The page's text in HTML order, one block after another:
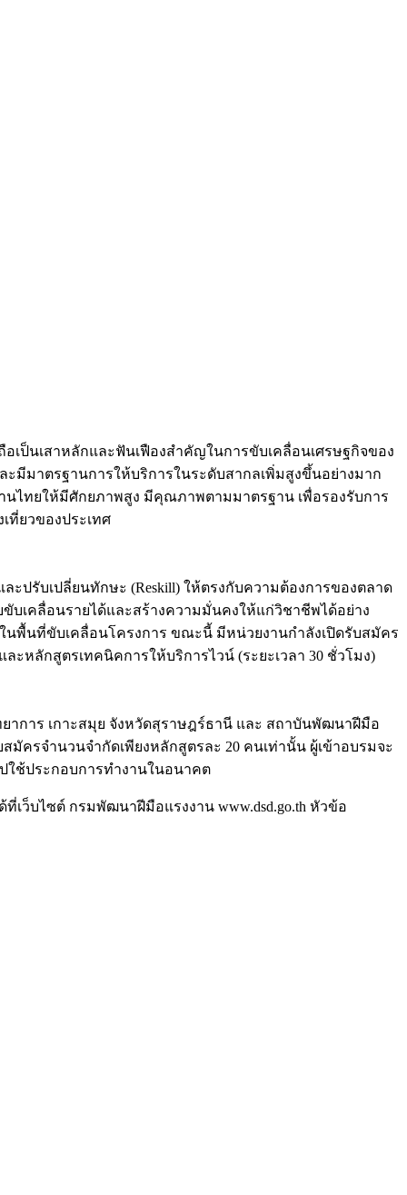
เป็นเสาหลักและฟันเฟืองสำคัญในการขับเคลื่อนเศรษฐกิจของ
มีมาตรฐานการให้บริการในระดับสากลเพิ่มสูงขึ้นอย่างมาก
นไทยให้มีศักยภาพสูง มีคุณภาพตามมาตรฐาน เพื่อรองรับการ
ที่ยวของประเทศ
ะปรับเปลี่ยนทักษะ (Reskill) ให้ตรงกับความต้องการของตลาด
บเคลื่อนรายได้และสร้างความมั่นคงให้แก่วิชาชีพได้อย่าง
พื้นที่ขับเคลื่อนโครงการ ขณะนี้ มีหน่วยงานกำลังเปิดรับสมัคร
หลักสูตรเทคนิคการให้บริการไวน์ (ระยะเวลา 30 ชั่วโมง)
าการ เกาะสมุย จังหวัดสุราษฎร์ธานี และ สถาบันพัฒนาฝีมือ
มัครจำนวนจำกัดเพียงหลักสูตรละ 20 คนเท่านั้น ผู้เข้าอบรมจะ
ใช้ประกอบการทำงานในอนาคต
ว็บไซต์ กรมพัฒนาฝีมือแรงงาน www.dsd.go.th หัวข้อ